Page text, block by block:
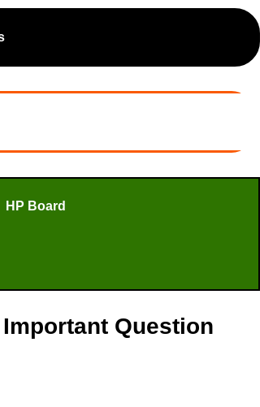
HP Board
Important Question